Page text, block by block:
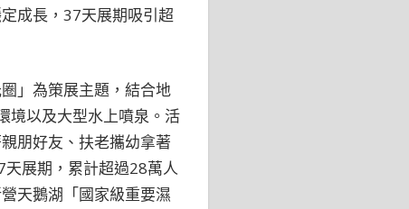
成長，37天展期吸引超
」為策展主題，結合地
境以及大型水上噴泉。活
朋好友、扶老攜幼拿著
展期，累計超過28萬人
天鵝湖「國家級重要濕